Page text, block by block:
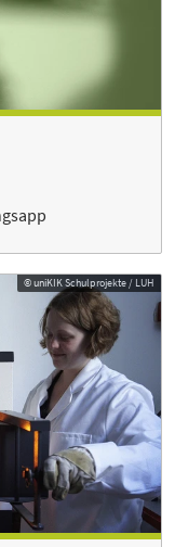
© uniKIK Schulprojekte / LUH